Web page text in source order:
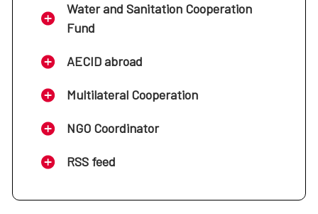
Water and Sanitation Cooperation
Fund
AECID abroad
Multilateral Cooperation
NGO Coordinator
RSS feed